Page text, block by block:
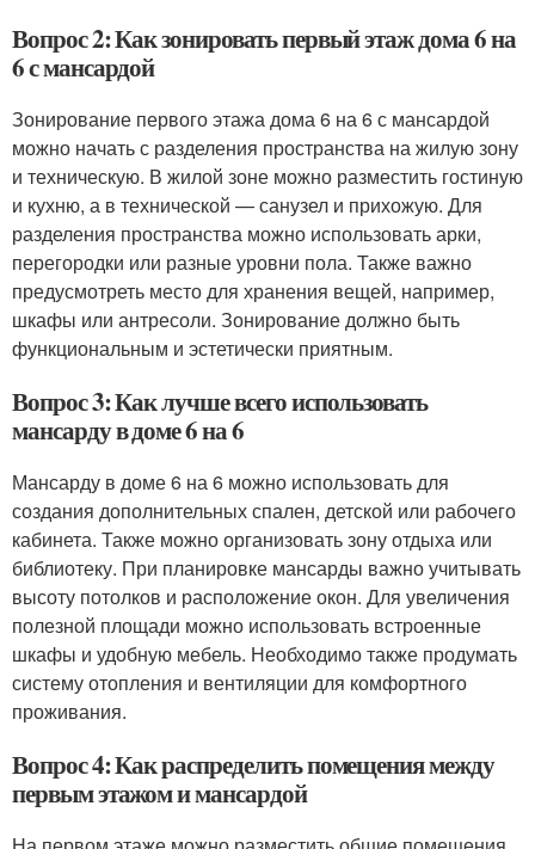
Вопрос 2: Как зонировать первый этаж дома 6 на
6 с мансардой
Зонирование первого этажа дома 6 на 6 с мансардой
можно начать с разделения пространства на жилую зону
и техническую. В жилой зоне можно разместить гостиную
и кухню, а в технической — санузел и прихожую. Для
разделения пространства можно использовать арки,
перегородки или разные уровни пола. Также важно
предусмотреть место для хранения вещей, например,
шкафы или антресоли. Зонирование должно быть
функциональным и эстетически приятным.
Вопрос 3: Как лучше всего использовать
мансарду в доме 6 на 6
Мансарду в доме 6 на 6 можно использовать для
создания дополнительных спален, детской или рабочего
кабинета. Также можно организовать зону отдыха или
библиотеку. При планировке мансарды важно учитывать
высоту потолков и расположение окон. Для увеличения
полезной площади можно использовать встроенные
шкафы и удобную мебель. Необходимо также продумать
систему отопления и вентиляции для комфортного
проживания.
Вопрос 4: Как распределить помещения между
первым этажом и мансардой